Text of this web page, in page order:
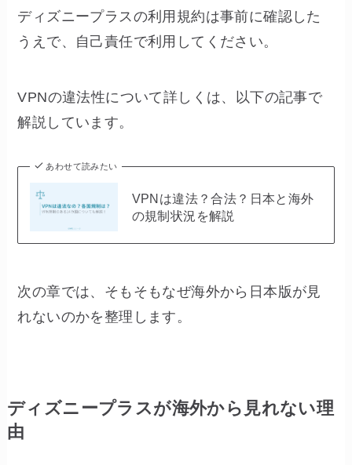
ディズニープラスの利用規約は事前に確認した
うえで、自己責任で利用してください。
VPNの違法性について詳しくは、以下の記事で
解説しています。
あわせて読みたい
VPNは違法？合法？日本と海外
の規制状況を解説
次の章では、そもそもなぜ海外から日本版が見
れないのかを整理します。
ディズニープラスが海外から見れない理
由